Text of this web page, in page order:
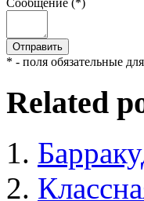
* - поля обязательные
Related